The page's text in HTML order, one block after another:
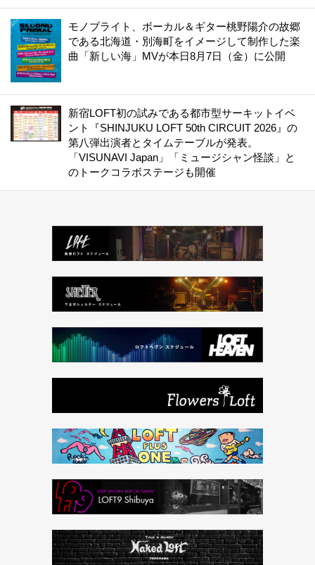
モノブライト、ボーカル＆ギター桃野陽介の故郷
である北海道・別海町をイメージして制作した楽
曲「新しい海」MVが本日8月7日（金）に公開
新宿LOFT初の試みである都市型サーキットイベ
ント『SHINJUKU LOFT 50th CIRCUIT 2026』の
第八弾出演者とタイムテーブルが発表。
「VISUNAVI Japan」「ミュージシャン怪談」と
のトークコラボステージも開催